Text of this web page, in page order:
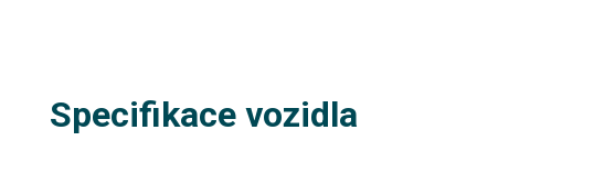
Specifikace vozidla